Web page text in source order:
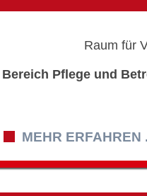
Raum für
Bereich Pflege und
MEHR ERFAHREN